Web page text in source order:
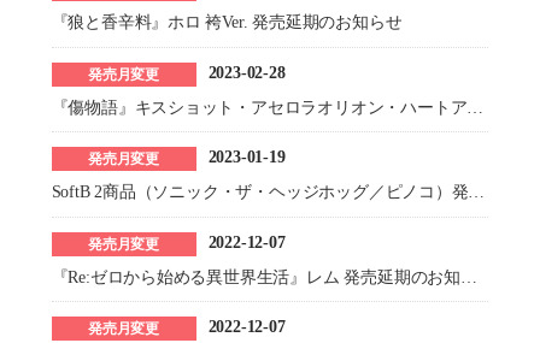
『狼と香辛料』ホロ 袴Ver. 発売延期のお知らせ
発売月変更
2023-02-28
発売月変更
2023-01-19
SoftB 2商品（ソニック・ザ・ヘッジホッグ／ピノコ）発売延期のお知らせ
発売月変更
2022-12-07
発売月変更
2022-12-07